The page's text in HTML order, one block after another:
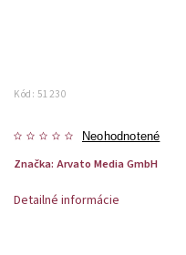
Kód: 51230
Neohodnotené
Značka: Arvato Media GmbH
Detailné informácie